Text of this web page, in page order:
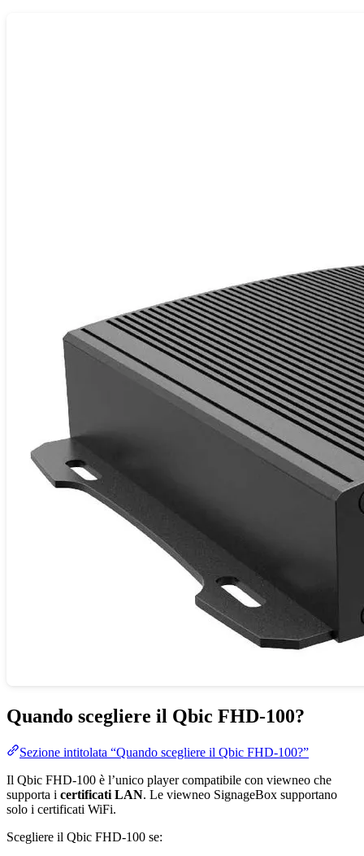
Quando scegliere il Qbic FHD-100?
Sezione intitolata “Quando scegliere il Qbic FHD-100?”
Il Qbic FHD-100 è l’unico player compatibile con viewneo che
supporta i certificati LAN. Le viewneo SignageBox supportano
solo i certificati WiFi.
Scegliere il Qbic FHD-100 se: